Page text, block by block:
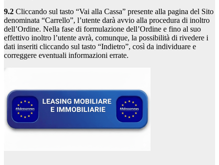
9.2 Cliccando sul tasto “Vai alla Cassa” presente alla pagina del Sito
denominata “Carrello”, l’utente darà avvio alla procedura di inoltro
dell’Ordine. Nella fase di formulazione dell’Ordine e fino al suo
effettivo inoltro l’utente avrà, comunque, la possibilità di rivedere i
dati inseriti cliccando sul tasto “Indietro”, così da individuare e
correggere eventuali informazioni errate.